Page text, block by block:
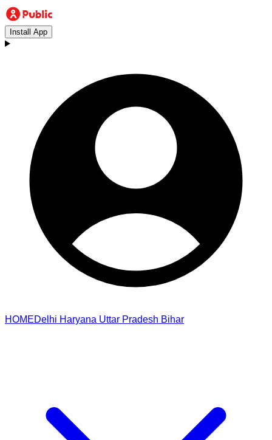
Install App
HOMEDelhi Haryana Uttar Pradesh Bihar